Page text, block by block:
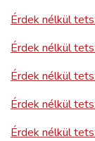
Érdek nélkül
Érdek nélkül
Érdek nélkül
Érdek nélkül
Érdek nélkül